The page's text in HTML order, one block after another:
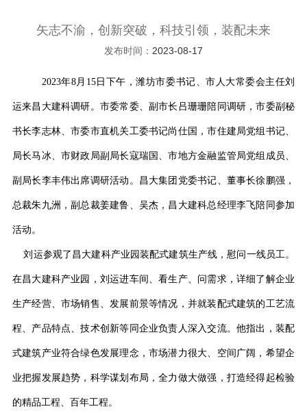
矢志不渝，创新突破，科技引领，装配未来
发布时间： 2023-08-17
2023年8月15日下午，潍坊市委书记、市人大常委会主任刘
运来昌大建科调研。市委常委、副市长吕珊珊陪同调研，市委副秘
书长李志林、市委市直机关工委书记尚仕国，市住建局党组书记、
局长马冰、市财政局副局长寇瑞国、市地方金融监管局党组成员、
副局长李丰伟出席调研活动。昌大集团党委书记、董事长徐鹏强，
总裁朱九洲，副总裁姜建鲁、吴杰，昌大建科总经理李飞陪同参加
活动。
刘运参观了昌大建科产业园装配式建筑生产线，慰问一线员工。
在昌大建科产业园，刘运进车间、看生产、问需求，详细了解企业
生产经营、市场销售、发展前景等情况，并就装配式建筑的工艺流
程、产品特点、技术创新等同企业负责人深入交流。他指出，装配
式建筑产业符合绿色发展理念，市场潜力很大、空间广阔，希望企
业把握发展趋势，科学谋划布局，全力做大做强，打造经得起检验
的精品工程、百年工程。